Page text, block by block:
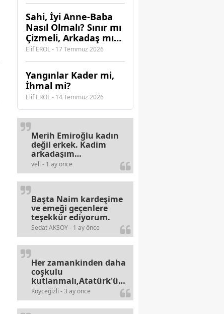
​Sahi, İyi Anne-Baba
Nasıl Olmalı? Sınır mı
Çizmeli, Arkadaş mı
Olmalı?
Elif EROL - 17 Temmuz 2026
Yangınlar Kader mi,
İhmal mi?
Elif EROL - 14 Temmuz 2026
veli - 1 ay önce
Merih Emiroğlu kadın
değil erkek. Kadim
arkadaşım
haberinizdeki hataya
gayb den
gülümsüyordur.
Sedat AKSOY - 1 ay önce
Başta Naim kardeşime
ve emeği geçenlere
teşekkür ediyorum.
Köyceğizli - 3 ay önce
Her zamankinden daha
coşkulu
kutlanmalı,Atatürk'ün
bayramlarına olan
alerjileri bitmez,bahane
arayan illaki bulur.